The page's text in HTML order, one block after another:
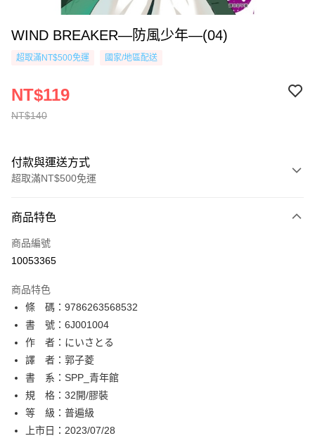
WIND BREAKER—防風少年—(04)
超取滿NT$500免運 國家/地區配送
NT$140
NT$119
付款與運送方式
超取滿NT$500免運
信用卡一次付款
超商取貨付款
相關說明
【關於「AFTEE先享後付」】
AFTEE先享後付是「在收到商品之後才付款」的支付方式。 讓您購物簡單
便利好安心！
１．簡單：不需註冊會員、不需綁卡、不需儲值。
２．便利：只要手機號碼，簡訊認證，即可結帳。
３．安心：先確認商品／服務後，再付款。
【「AFTEE先享後付」結帳流程】
１．於結帳方式選擇「AFTEE先享後付」後，將跳轉至「AFTEE先享後付」
結帳頁面，進行簡訊認證並確認金額後，即可完成結帳。
２．訂單成立數日內，您將收到繳費通知簡訊。
ATM付款
運送方式
全家取貨付款
每筆NT$80，滿NT$500(含以上)免運費
付款後全家取貨
商品特色
商品編號
10053365
商品特色
條 碼：9786263568532
書 號：6J001004
作 者：にいさとる
譯 者：郭子菱
書 系：SPP_青年館
規 格：32開/膠裝
等 級：普遍級
上市日：2023/07/28